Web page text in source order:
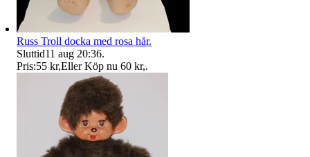
Russ Troll docka med rosa hår.
Sluttid11 aug 20:36.
Pris:55 kr,Eller Köp nu 60 kr,.